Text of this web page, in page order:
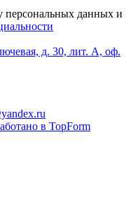
персональных данных и
д. 30, лит. А, оф.
в TopForm